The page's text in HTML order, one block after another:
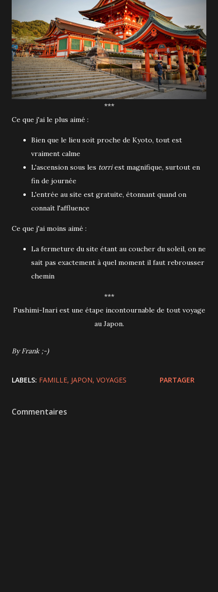
***
Ce que j'ai le plus aimé :
Bien que le lieu soit proche de Kyoto, tout est
vraiment calme
L'ascension sous les torriest magnifique, surtout en
fin de journée
L'entrée au site est gratuite, étonnant quand on
connaît l'affluence
Ce que j'ai moins aimé :
La fermeture du site étant au coucher du soleil, on ne
sait pas exactement à quel moment il faut rebrousser
chemin
***
Fushimi-Inari est une étape incontournable de tout voyage
au Japon.
By Frank ;-)
LABELS: FAMILLE JAPON VOYAGES PARTAGER
Commentaires